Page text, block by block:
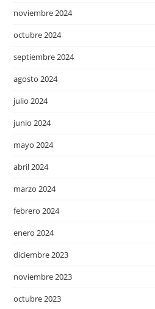
noviembre 2024
octubre 2024
septiembre 2024
agosto 2024
julio 2024
junio 2024
mayo 2024
abril 2024
marzo 2024
febrero 2024
enero 2024
diciembre 2023
noviembre 2023
octubre 2023